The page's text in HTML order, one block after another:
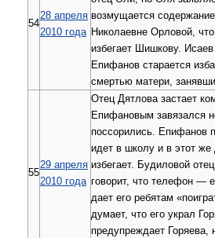
54
28 апреля
2010 года
возмущается
Николаевне Орловой,
избегает Шишкову.
Епифанов старается
смертью матери,
55
29 апреля
2010 года
Отец Дятлова застает
Епифановым завязался
поссорились. Епифанов
идет в школу и в этот
избегает. Будиловой
говорит, что телефон —
дает его ребятам
думает, что его украл
предупреждает Горяева,